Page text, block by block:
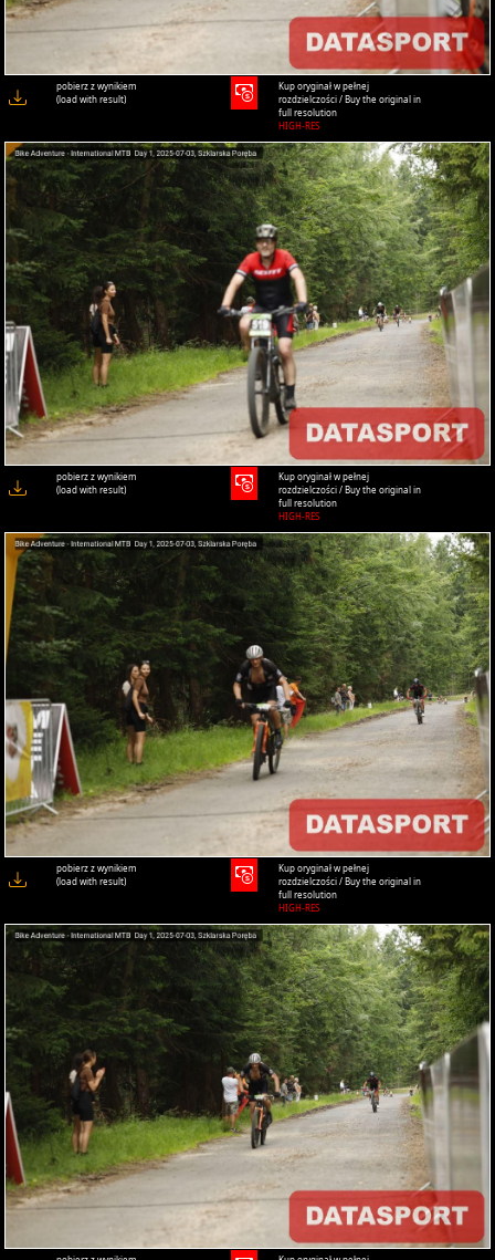
pobierz z wynikiem
(load with result)
Kup oryginał w pełnej
rozdzielczości / Buy the original in
full resolution
HIGH-RES
pobierz z wynikiem
(load with result)
Kup oryginał w pełnej
rozdzielczości / Buy the original in
full resolution
HIGH-RES
pobierz z wynikiem
(load with result)
Kup oryginał w pełnej
rozdzielczości / Buy the original in
full resolution
HIGH-RES